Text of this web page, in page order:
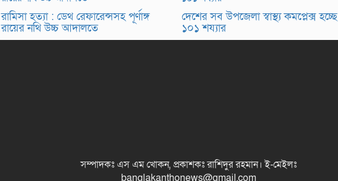
রামিসা হত্যা : ডেথ রেফারেন্সসহ পূর্ণাঙ্গ
রায়ের নথি উচ্চ আদালতে
দেশের সব উপজেলা স্বাস্থ্য কমপ্লেক্স হচ্ছে
১০১ শয্যার
সম্পাদকঃ এস এম খোকন, প্রকাশকঃ রাশিদুর রহমান।ই-মেইলঃ
banglakanthonews@gmail.com